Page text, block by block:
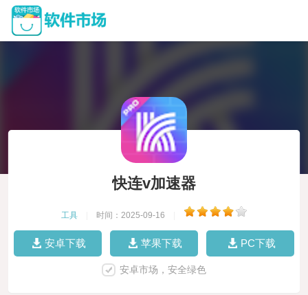
快连v加速器
工具 时间：2025-09-16
安卓下载 苹果下载 PC下载
安卓市场，安全绿色